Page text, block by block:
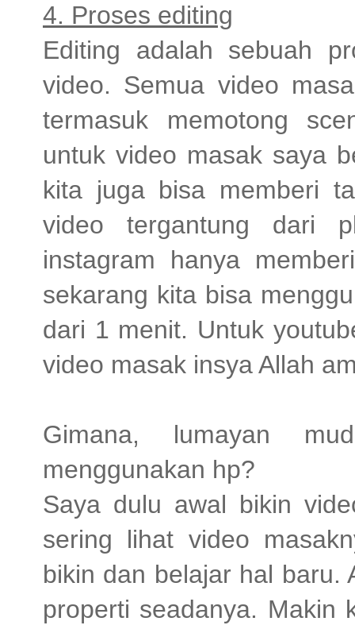
4. Proses editing
Editing adalah sebuah
video. Semua video
termasuk memotong
untuk video masak saya
kita juga bisa memberi
video tergantung dari
instagram hanya
sekarang kita bisa
dari 1 menit. Untuk
video masak insya Allah
Gimana, lumayan
menggunakan hp?
Saya dulu awal bikin
sering lihat video
bikin dan belajar hal baru.
properti seadanya. Makin